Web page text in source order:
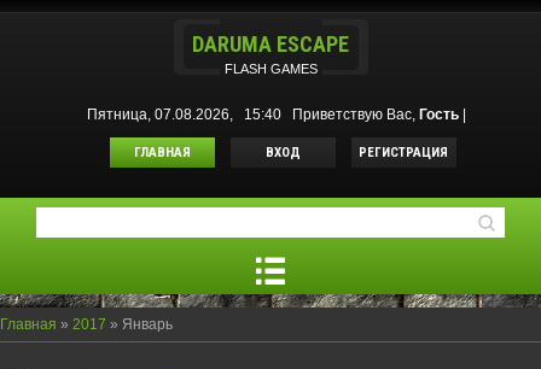
DARUMA ESCAPE
FLASH GAMES
Пятница, 07.08.2026, 15:40 Приветствую Вас, Гость
ГЛАВНАЯ ВХОД РЕГИСТРАЦИЯ
Главная » 2017 » Январь